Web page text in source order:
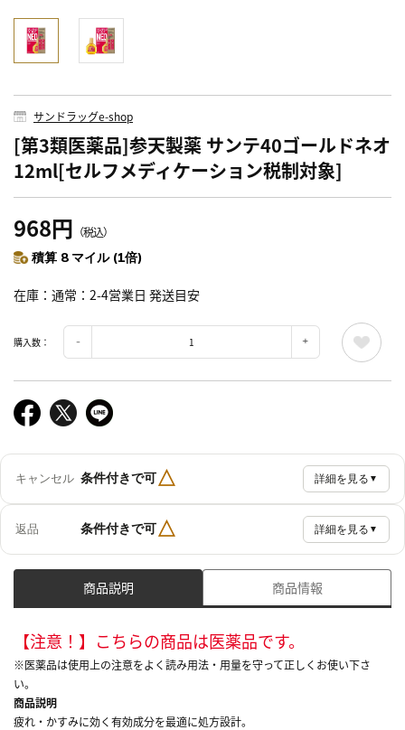
サンドラッグe-shop
[第3類医薬品]参天製薬 サンテ40ゴールドネオ
12ml[セルフメディケーション税制対象]
968円 （税込）
積算 8 マイル (1倍)
在庫 通常：2-4営業日 発送目安
購入数：
キャンセル 条件付きで可△ 詳細を見る ▼
返品 条件付きで可△ 詳細を見る ▼
商品説明 商品情報
【注意！】こちらの商品は医薬品です。
※医薬品は使用上の注意をよく読み用法・用量を守って正しくお使い下さ
い。
商品説明
疲れ・かすみに効く有効成分を最適に処方設計。